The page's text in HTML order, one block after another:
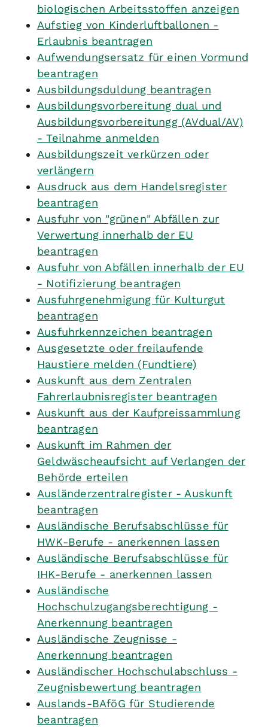
biologischen Arbeitsstoffen anzeigen
Aufstieg von Kinderluftballonen -
Erlaubnis beantragen
Aufwendungsersatz für einen Vormund
beantragen
Ausbildungsduldung beantragen
Ausbildungsvorbereitung dual und
Ausbildungsvorbereitungg (AVdual/AV)
- Teilnahme anmelden
Ausbildungszeit verkürzen oder
verlängern
Ausdruck aus dem Handelsregister
beantragen
Ausfuhr von "grünen" Abfällen zur
Verwertung innerhalb der EU
beantragen
Ausfuhr von Abfällen innerhalb der EU
- Notifizierung beantragen
Ausfuhrgenehmigung für Kulturgut
beantragen
Ausfuhrkennzeichen beantragen
Ausgesetzte oder freilaufende
Haustiere melden (Fundtiere)
Auskunft aus dem Zentralen
Fahrerlaubnisregister beantragen
Auskunft aus der Kaufpreissammlung
beantragen
Auskunft im Rahmen der
Geldwäscheaufsicht auf Verlangen der
Behörde erteilen
Ausländerzentralregister - Auskunft
beantragen
Ausländische Berufsabschlüsse für
HWK-Berufe - anerkennen lassen
Ausländische Berufsabschlüsse für
IHK-Berufe - anerkennen lassen
Ausländische
Hochschulzugangsberechtigung -
Anerkennung beantragen
Ausländische Zeugnisse -
Anerkennung beantragen
Ausländischer Hochschulabschluss -
Zeugnisbewertung beantragen
Auslands-BAföG für Studierende
beantragen